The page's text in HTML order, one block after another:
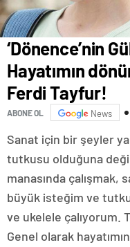
‘Dönence’nin
Hayatımın
Ferdi Tayfur!
ABONE OL News
Sanat için bir şeyler
tutkusu olduğuna
manasında çalışmak,
büyük isteğim ve
ve ukelele çalıyorum.
Genel olarak